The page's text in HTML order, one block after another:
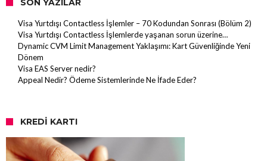
SON YAZILAR
Visa Yurtdışı Contactless İşlemler – 70 Kodundan Sonrası (Bölüm 2)
Visa Yurtdışı Contactless İşlemlerde yaşanan sorun üzerine…
Dynamic CVM Limit Management Yaklaşımı: Kart Güvenliğinde Yeni
Dönem
Visa EAS Server nedir?
Appeal Nedir? Ödeme Sistemlerinde Ne İfade Eder?
KREDI KARTI